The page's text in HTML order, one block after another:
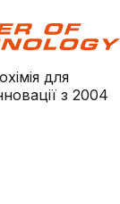
для
з 2004